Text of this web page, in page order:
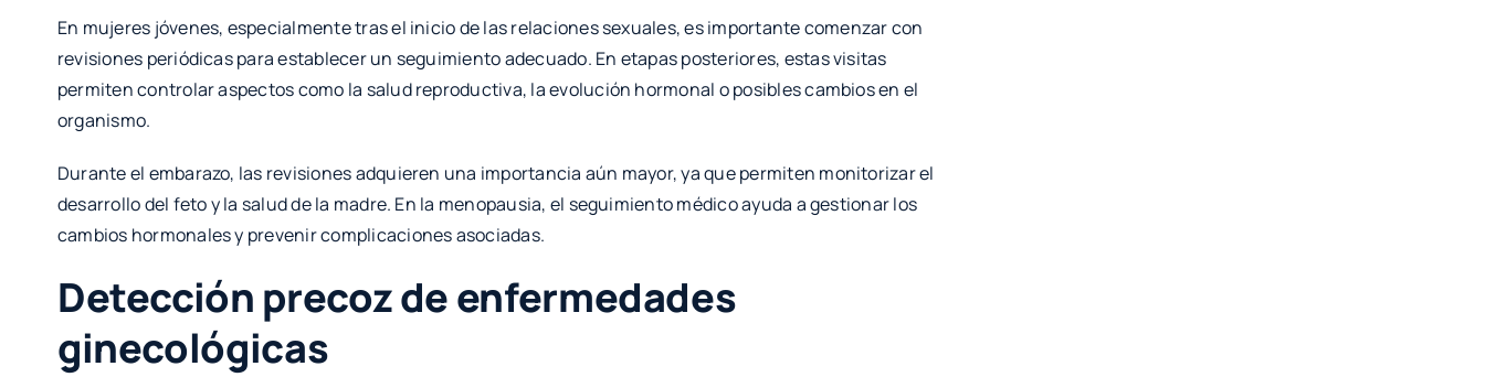
En mujeres jóvenes, especialmente tras el inicio de las relaciones sexuales, es importante comenzar con
revisiones periódicas para establecer un seguimiento adecuado. En etapas posteriores, estas visitas
permiten controlar aspectos como la salud reproductiva, la evolución hormonal o posibles cambios en el
organismo.
Durante el embarazo, las revisiones adquieren una importancia aún mayor, ya que permiten monitorizar el
desarrollo del feto y la salud de la madre. En la menopausia, el seguimiento médico ayuda a gestionar los
cambios hormonales y prevenir complicaciones asociadas.
Detección precoz de enfermedades
ginecológicas